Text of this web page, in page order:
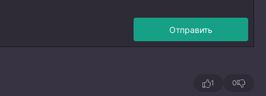
Отправить
1 0